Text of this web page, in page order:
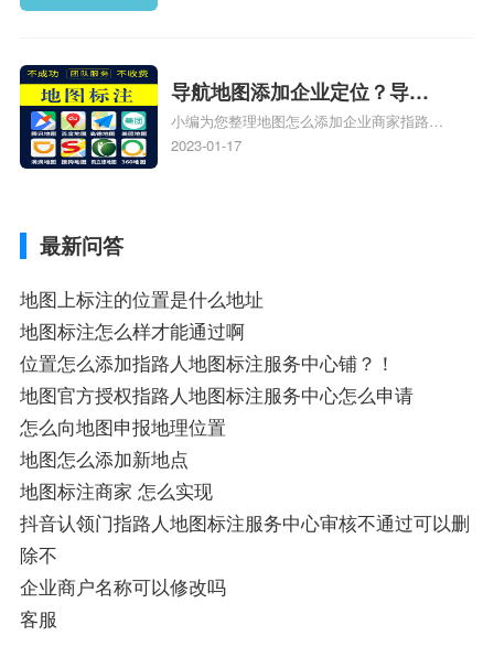
导航地图添加企业定位？导航
定位企业？
小编为您整理地图怎么添加企业商家指路人
地图标注服务中心铺名称、地图怎么添加企
2023-01-17
最新问答
地图上标注的位置是什么地址
地图标注怎么样才能通过啊
位置怎么添加指路人地图标注服务中心铺？！
地图官方授权指路人地图标注服务中心怎么申请
怎么向地图申报地理位置
地图怎么添加新地点
地图标注商家 怎么实现
抖音认领门指路人地图标注服务中心审核不通过可以删
除不
企业商户名称可以修改吗
客服